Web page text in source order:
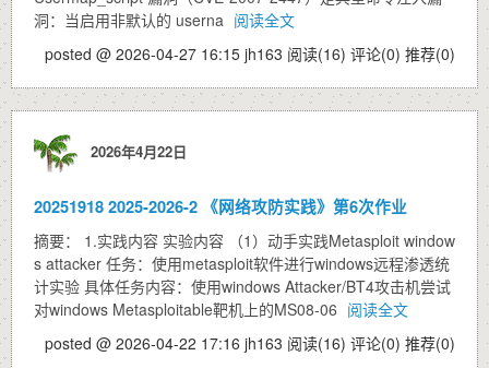
洞：当启用非默认的 userna 阅读全文
posted @ 2026-04-27 16:15 jh163 阅读(16) 评论(0) 推荐(0)
2026年4月22日
20251918 2025-2026-2 《网络攻防实践》第6次作业
摘要： 1.实践内容 实验内容 （1）动手实践Metasploit window
s attacker 任务：使用metasploit软件进行windows远程渗透统
计实验 具体任务内容：使用windows Attacker/BT4攻击机尝试
对windows Metasploitable靶机上的MS08-06 阅读全文
posted @ 2026-04-22 17:16 jh163 阅读(16) 评论(0) 推荐(0)